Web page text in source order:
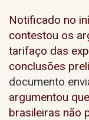
Notificado no
contestou os
tarifaço das
conclusões
documento
argumentou
brasileiras não